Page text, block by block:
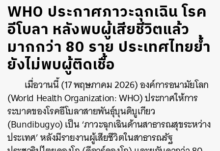
WHO ประกาศภาวะฉุกเฉิน โรค
อีโบลา หลังพบผู้เสียชีวิตแล้ว
มากกว่า 80 ราย ประเทศไทยย้ำ
ยังไม่พบผู้ติดเชื้อ
เมื่อวานนี้ (17 พฤษภาคม 2026) องค์การอนามัยโลก
(World Health Organization: WHO) ประกาศให้การ
ระบาดของโรคอีโบลาสายพันธุ์บุนดิบูเกียว
(Bundibugyo) เป็น ‘ภาวะฉุกเฉินด้านสาธารณสุขระหว่าง
ประเทศ’ หลังมีรายงานผู้เสียชีวิตในสาธารณรัฐ